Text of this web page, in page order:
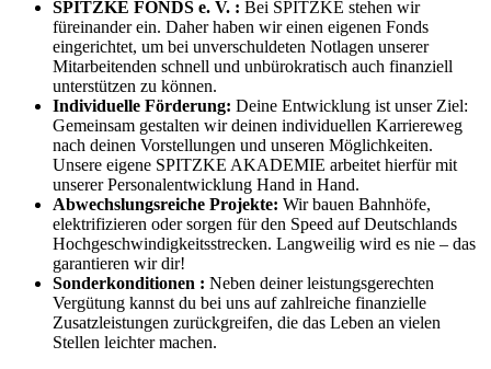
SPITZKE FONDS e. V. : Bei SPITZKE stehen wir
füreinander ein. Daher haben wir einen eigenen Fonds
eingerichtet, um bei unverschuldeten Notlagen unserer
Mitarbeitenden schnell und unbürokratisch auch finanziell
unterstützen zu können.
Individuelle Förderung: Deine Entwicklung ist unser Ziel:
Gemeinsam gestalten wir deinen individuellen Karriereweg
nach deinen Vorstellungen und unseren Möglichkeiten.
Unsere eigene SPITZKE AKADEMIE arbeitet hierfür mit
unserer Personalentwicklung Hand in Hand.
Abwechslungsreiche Projekte: Wir bauen Bahnhöfe,
elektrifizieren oder sorgen für den Speed auf Deutschlands
Hochgeschwindigkeitsstrecken. Langweilig wird es nie – das
garantieren wir dir!
Sonderkonditionen : Neben deiner leistungsgerechten
Vergütung kannst du bei uns auf zahlreiche finanzielle
Zusatzleistungen zurückgreifen, die das Leben an vielen
Stellen leichter machen.